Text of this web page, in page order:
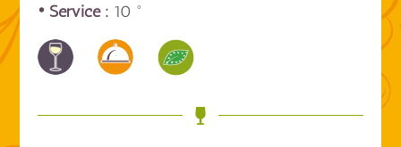
• Service : 10 °